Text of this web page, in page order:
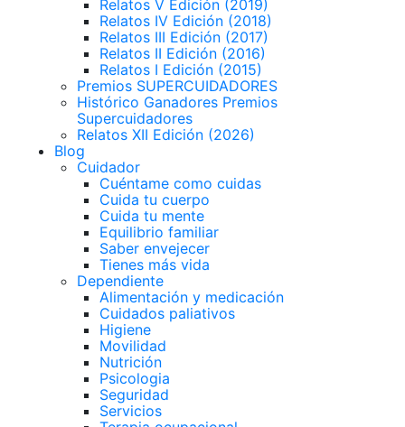
Relatos V Edición (2019)
Relatos IV Edición (2018)
Relatos III Edición (2017)
Relatos II Edición (2016)
Relatos I Edición (2015)
Premios SUPERCUIDADORES
Histórico Ganadores Premios
Supercuidadores
Relatos XII Edición (2026)
Blog
Cuidador
Cuéntame como cuidas
Cuida tu cuerpo
Cuida tu mente
Equilibrio familiar
Saber envejecer
Tienes más vida
Dependiente
Alimentación y medicación
Cuidados paliativos
Higiene
Movilidad
Nutrición
Psicologia
Seguridad
Servicios